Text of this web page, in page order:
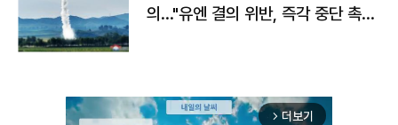
의…"유엔 결의 위반, 즉각 중단 촉
arrow_forward_ios 더보기